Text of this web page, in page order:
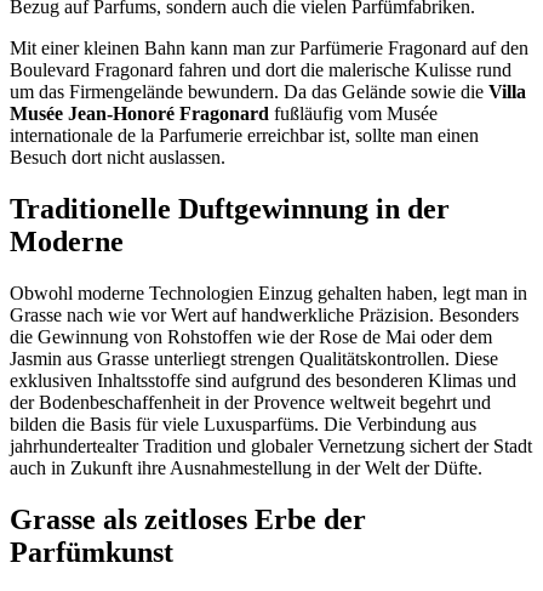
Bezug auf Parfums, sondern auch die vielen Parfümfabriken.
Mit einer kleinen Bahn kann man zur Parfümerie Fragonard auf den
Boulevard Fragonard fahren und dort die malerische Kulisse rund
um das Firmengelände bewundern. Da das Gelände sowie die Villa
Musée Jean-Honoré Fragonard fußläufig vom Musée
internationale de la Parfumerie erreichbar ist, sollte man einen
Besuch dort nicht auslassen.
Traditionelle Duftgewinnung in der
Moderne
Obwohl moderne Technologien Einzug gehalten haben, legt man in
Grasse nach wie vor Wert auf handwerkliche Präzision. Besonders
die Gewinnung von Rohstoffen wie der Rose de Mai oder dem
Jasmin aus Grasse unterliegt strengen Qualitätskontrollen. Diese
exklusiven Inhaltsstoffe sind aufgrund des besonderen Klimas und
der Bodenbeschaffenheit in der Provence weltweit begehrt und
bilden die Basis für viele Luxusparfüms. Die Verbindung aus
jahrhundertealter Tradition und globaler Vernetzung sichert der Stadt
auch in Zukunft ihre Ausnahmestellung in der Welt der Düfte.
Grasse als zeitloses Erbe der
Parfümkunst